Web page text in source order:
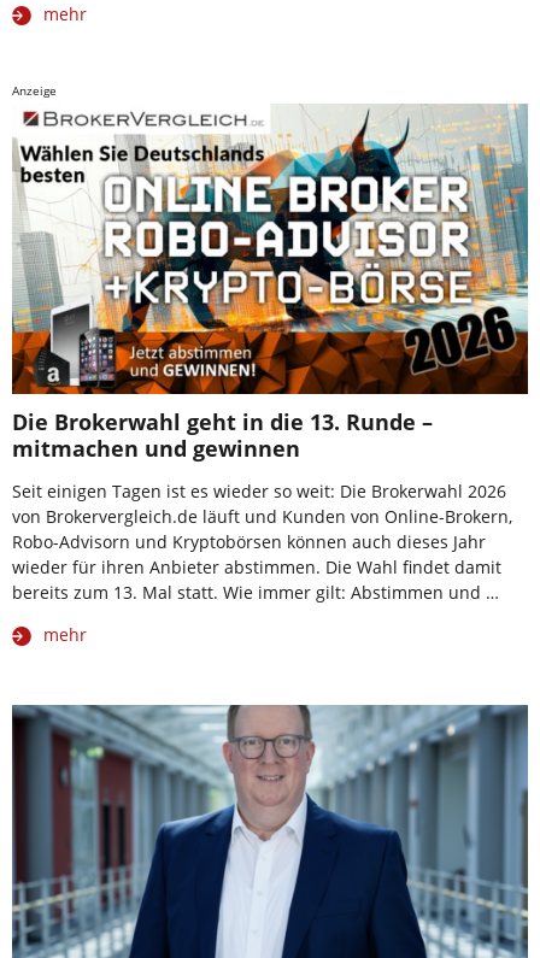
mehr
Anzeige
Die Brokerwahl geht in die 13. Runde –
mitmachen und gewinnen
Seit einigen Tagen ist es wieder so weit: Die Brokerwahl 2026
von Brokervergleich.de läuft und Kunden von Online-Brokern,
Robo-Advisorn und Kryptobörsen können auch dieses Jahr
wieder für ihren Anbieter abstimmen. Die Wahl findet damit
bereits zum 13. Mal statt. Wie immer gilt: Abstimmen und …
mehr